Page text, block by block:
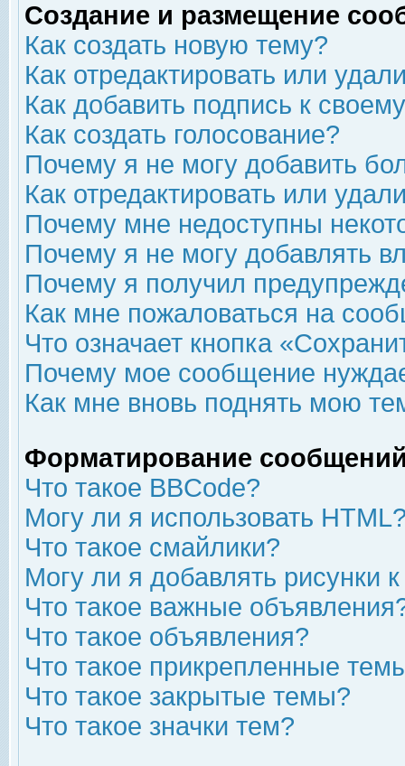
Создание и размещение
Как создать новую тему?
Как отредактировать или
Как добавить подпись к
Как создать голосование?
Почему я не могу добавить
Как отредактировать или
Почему мне недоступны
Почему я не могу добавлять
Почему я получил
Как мне пожаловаться на
Что означает кнопка
Почему мое сообщение
Как мне вновь поднять мою
Форматирование
Что такое BBCode?
Могу ли я использовать
Что такое смайлики?
Могу ли я добавлять рисунки
Что такое важные
Что такое объявления?
Что такое прикрепленные
Что такое закрытые темы?
Что такое значки тем?